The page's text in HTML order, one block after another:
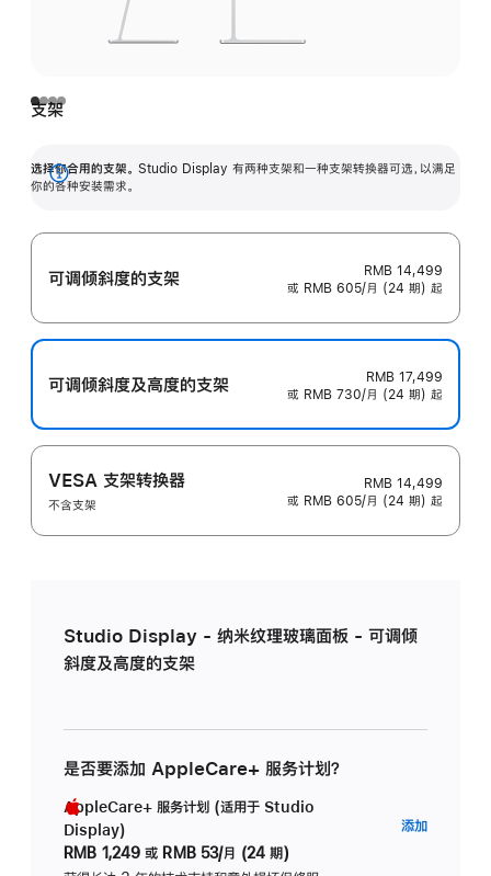
支架
选择你合用的支架。 Studio Display 有两种支架和一种支架转换器可选，以满足
你的各种安装需求。
展
可调倾斜度的支架
RMB 14,499
或 RMB 605/月 (24 期) 起
可调倾斜度及高‍度的支‍架
RMB 17,499
或 RMB 730/月 (24 期) 起
VESA 支架转换器
不含支架
RMB 14,499
或 RMB 605/月 (24 期) 起
Studio Display - 纳米纹理玻璃面板 - 可调倾
斜度及高度的支架
是否要添加 AppleCare+ 服务计划？
AppleCare+ 服务计划 (适用于 Studio
Display)
RMB 1,249 或 RMB 53/月 (24 期)
添加